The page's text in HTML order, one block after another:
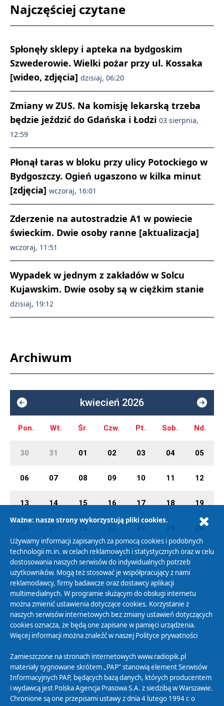
Najczęściej czytane
Spłonęły sklepy i apteka na bydgoskim
Szwederowie. Wielki pożar przy ul. Kossaka
[wideo, zdjęcia] dzisiaj, 06:20
Zmiany w ZUS. Na komisję lekarską trzeba
będzie jeździć do Gdańska i Łodzi 03 sierpnia,
12:59
Płonął taras w bloku przy ulicy Potockiego w
Bydgoszczy. Ogień ugaszono w kilka minut
[zdjęcia] wczoraj, 16:01
Zderzenie na autostradzie A1 w powiecie
świeckim. Dwie osoby ranne [aktualizacja]
wczoraj, 11:51
Wypadek w jednym z zakładów w Solcu
Kujawskim. Dwie osoby są w ciężkim stanie
dzisiaj, 19:12
Archiwum
kwiecień 2026
Pon. Wt. Śr. Czw. Pt. Sob. Nd.
30 31 01 02 03 04 05
06 07 08 09 10 11 12
13 14 15 16 17 18 19
26
27 28 29 30 01 02 03
Polityka Prywatności
Zasady korzystania z Serwisu
Organizacje Pożytku Publicznego
Cyfryzacja DAB+
Polityka ochrony danych osobowych
Abonament
Zamówienia publiczne
Ważne: nasze strony wykorzystują pliki cookies.
Używamy informacji zapisanych za pomocą cookies i podobnych
technologii m.in. w celach reklamowych i statystycznych oraz w celu
dostosowania naszych serwisów do indywidualnych potrzeb
użytkowników. Mogą też stosować je współpracujący z nami
reklamodawcy, firmy badawcze oraz dostawcy aplikacji
multimedialnych. W programie służącym do obsługi internetu
można zmienić ustawienia dotyczące cookies. Korzystanie z
naszych serwisów internetowych bez zmiany ustawień dotyczących
cookies oznacza, że będą one zapisane w pamięci urządzenia.
Więcej informacji można znaleźć w naszej Polityce prywatności
Zamieszczone na stronach internetowych www.radiopik.pl
materiały sygnowane skrótem „PAP” stanowią element Serwisów
Informacyjnych PAP, będących bazą danych, których producentem
i wydawcą jest Polska Agencja Prasowa S.A. z siedzibą w Warszawie.
Chronione są one przepisami ustawy z dnia 4 lutego 1994 r. o